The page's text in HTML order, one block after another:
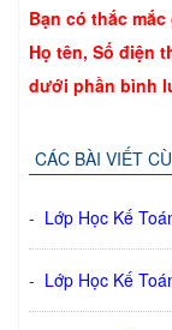
Bạn có thắc
Họ tên, Số điện
dưới phần bình
CÁC BÀI VIẾT
- Lớp Học Kế
- Lớp Học Kế